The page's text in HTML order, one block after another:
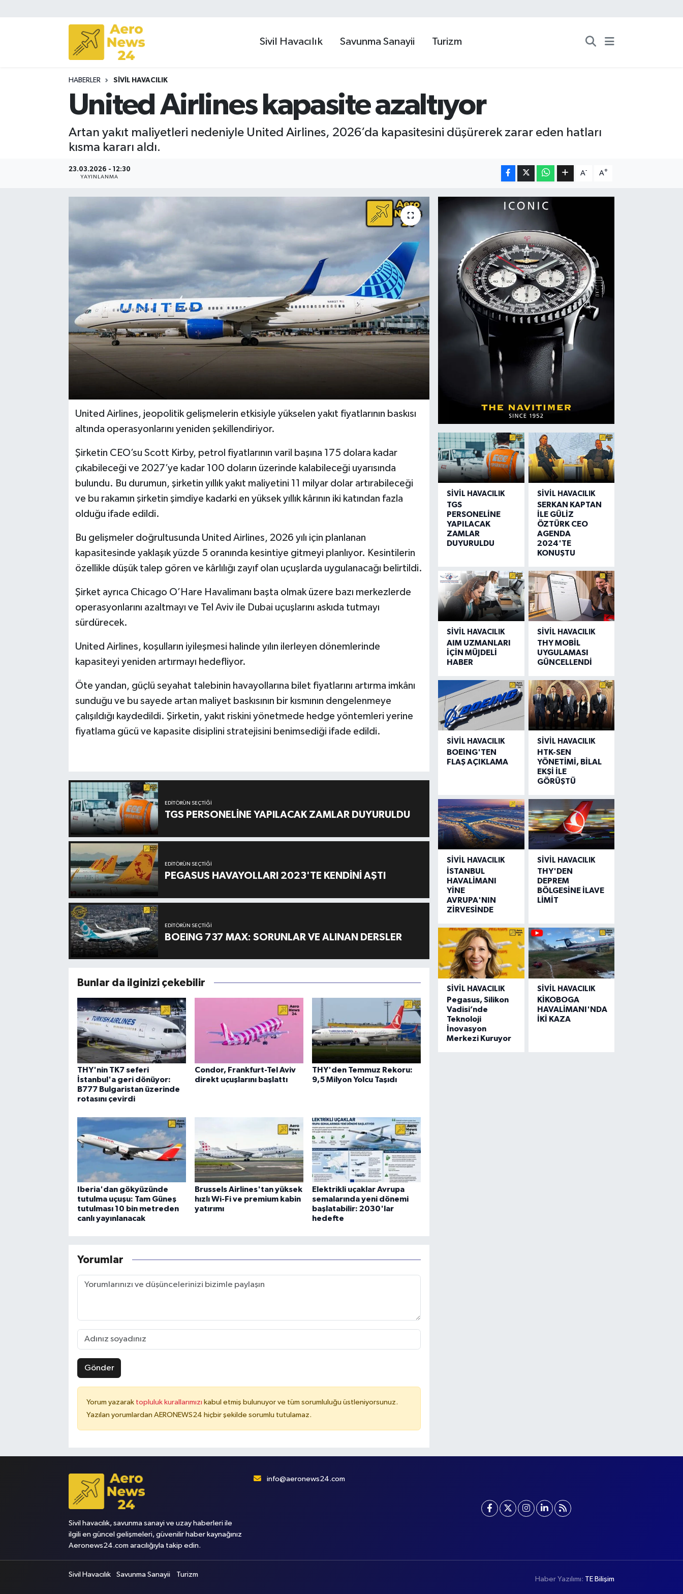
Sivil Havacılık Savunma Sanayii Turizm
HABERLER SIVIL HAVACILIK
United Airlines kapasite azaltıyor
Artan yakıt maliyetleri nedeniyle United Airlines, 2026’da kapasitesini düşürerek zarar eden hatları
kısma kararı aldı.
23.03.2026 - 12:30
YAYINLANMA
A- A+
United Airlines, jeopolitik gelişmelerin etkisiyle yükselen yakıt fiyatlarının baskısı
altında operasyonlarını yeniden şekillendiriyor.
Şirketin CEO’su Scott Kirby, petrol fiyatlarının varil başına 175 dolara kadar
çıkabileceği ve 2027’ye kadar 100 doların üzerinde kalabileceği uyarısında
bulundu. Bu durumun, şirketin yıllık yakıt maliyetini 11 milyar dolar artırabileceği
ve bu rakamın şirketin şimdiye kadarki en yüksek yıllık kârının iki katından fazla
olduğu ifade edildi.
Bu gelişmeler doğrultusunda United Airlines, 2026 yılı için planlanan
kapasitesinde yaklaşık yüzde 5 oranında kesintiye gitmeyi planlıyor. Kesintilerin
özellikle düşük talep gören ve kârlılığı zayıf olan uçuşlarda uygulanacağı belirtildi.
Şirket ayrıca Chicago O’Hare Havalimanı başta olmak üzere bazı merkezlerde
operasyonlarını azaltmayı ve Tel Aviv ile Dubai uçuşlarını askıda tutmayı
sürdürecek.
United Airlines, koşulların iyileşmesi halinde yılın ilerleyen dönemlerinde
kapasiteyi yeniden artırmayı hedefliyor.
Öte yandan, güçlü seyahat talebinin havayollarına bilet fiyatlarını artırma imkânı
sunduğu ve bu sayede artan maliyet baskısının bir kısmının dengelenmeye
çalışıldığı kaydedildi. Şirketin, yakıt riskini yönetmede hedge yöntemleri yerine
fiyatlama gücü ve kapasite disiplini stratejisini benimsediği ifade edildi.
EDITÖRÜN SEÇTIĞI
TGS PERSONELİNE YAPILACAK ZAMLAR DUYURULDU
EDITÖRÜN SEÇTIĞI
PEGASUS HAVAYOLLARI 2023'TE KENDİNİ AŞTI
EDITÖRÜN SEÇTIĞI
BOEING 737 MAX: SORUNLAR VE ALINAN DERSLER
Bunlar da ilginizi çekebilir
THY'nin TK7 seferi
İstanbul'a geri dönüyor:
B777 Bulgaristan üzerinde
rotasını çevirdi
Condor, Frankfurt-Tel Aviv
direkt uçuşlarını başlattı
THY'den Temmuz Rekoru:
9,5 Milyon Yolcu Taşıdı
Iberia'dan gökyüzünde
tutulma uçuşu: Tam Güneş
tutulması 10 bin metreden
canlı yayınlanacak
Brussels Airlines'tan yüksek
hızlı Wi-Fi ve premium kabin
yatırımı
Elektrikli uçaklar Avrupa
semalarında yeni dönemi
başlatabilir: 2030'lar
hedefte
Yorumlar
Gönder
Yorum yazarak topluluk kurallarımızı kabul etmiş bulunuyor ve tüm sorumluluğu üstleniyorsunuz.
Yazılan yorumlardan AERONEWS24 hiçbir şekilde sorumlu tutulamaz.
SIVIL HAVACILIK
TGS
PERSONELİNE
YAPILACAK
ZAMLAR
DUYURULDU
SIVIL HAVACILIK
SERKAN KAPTAN
İLE GÜLİZ
ÖZTÜRK CEO
AGENDA
2024'TE
KONUŞTU
SIVIL HAVACILIK
AIM UZMANLARI
İÇİN MÜJDELİ
HABER
SIVIL HAVACILIK
THY MOBİL
UYGULAMASI
GÜNCELLENDİ
SIVIL HAVACILIK
BOEING'TEN
FLAŞ AÇIKLAMA
SIVIL HAVACILIK
HTK-SEN
YÖNETİMİ, BİLAL
EKŞİ İLE
GÖRÜŞTÜ
SIVIL HAVACILIK
İSTANBUL
HAVALİMANI
YİNE
AVRUPA'NIN
ZİRVESİNDE
SIVIL HAVACILIK
THY'DEN
DEPREM
BÖLGESİNE İLAVE
LİMİT
SIVIL HAVACILIK
Pegasus, Silikon
Vadisi’nde
Teknoloji
İnovasyon
Merkezi Kuruyor
SIVIL HAVACILIK
KİKOBOGA
HAVALİMANI'NDA
İKİ KAZA
Sivil havacılık, savunma sanayi ve uzay haberleri ile
ilgili en güncel gelişmeleri, güvenilir haber kaynağınız
Aeronews24.com aracılığıyla takip edin.
info@aeronews24.com
Sivil Havacılık Savunma Sanayii Turizm
Haber Yazılımı: TE Bilişim
Sivil Havacılık